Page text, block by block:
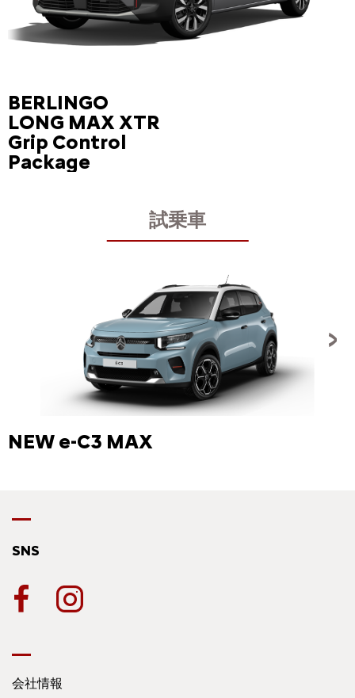
BERLINGO
LONG MAX XTR
Grip Control
Package
試乗車
NEW e-C3 MAX
SNS
会社情報